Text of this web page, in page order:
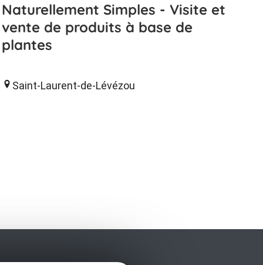
Naturellement Simples - Visite et
vente de produits à base de
plantes
Saint-Laurent-de-Lévézou